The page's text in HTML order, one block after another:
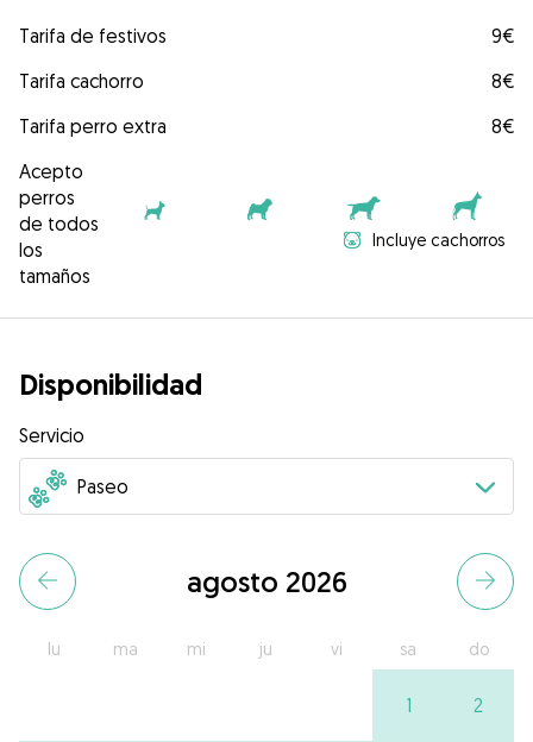
Tarifa de festivos
9€
Tarifa cachorro
8€
Tarifa perro extra
8€
Acepto
perros
de todos
los
tamaños
Incluye cachorros
Disponibilidad
Servicio
agosto 2026
lu ma mi ju vi sa do
1 2